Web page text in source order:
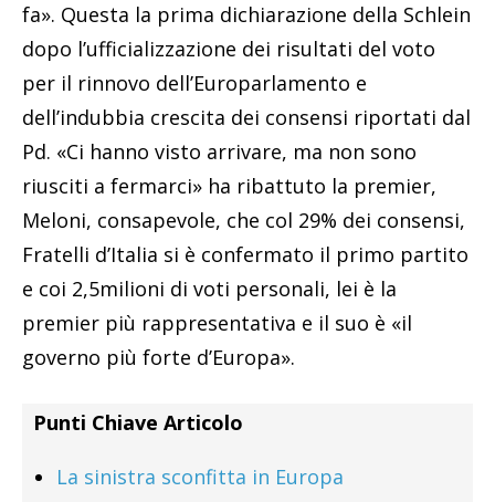
fa». Questa la prima dichiarazione della Schlein
dopo l’ufficializzazione dei risultati del voto
per il rinnovo dell’Europarlamento e
dell’indubbia crescita dei consensi riportati dal
Pd. «Ci hanno visto arrivare, ma non sono
riusciti a fermarci» ha ribattuto la premier,
Meloni, consapevole, che col 29% dei consensi,
Fratelli d’Italia si è confermato il primo partito
e coi 2,5milioni di voti personali, lei è la
premier più rappresentativa e il suo è «il
governo più forte d’Europa».
Punti Chiave Articolo
La sinistra sconfitta in Europa